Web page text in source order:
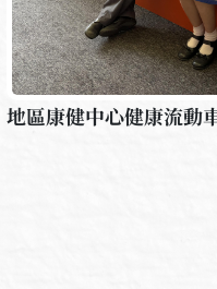
地區康健中心健康流動